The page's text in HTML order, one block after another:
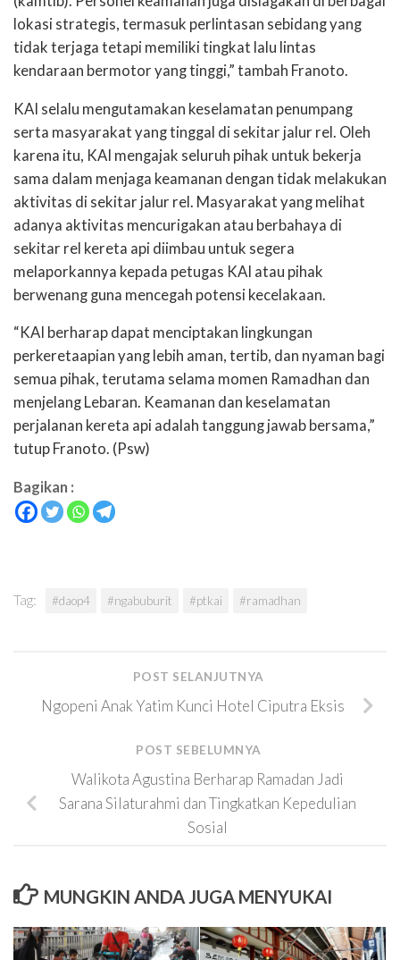
lokasi strategis, termasuk perlintasan sebidang yang
tidak terjaga tetapi memiliki tingkat lalu lintas
kendaraan bermotor yang tinggi,” tambah Franoto.
KAI selalu mengutamakan keselamatan penumpang
serta masyarakat yang tinggal di sekitar jalur rel. Oleh
karena itu, KAI mengajak seluruh pihak untuk bekerja
sama dalam menjaga keamanan dengan tidak melakukan
aktivitas di sekitar jalur rel. Masyarakat yang melihat
adanya aktivitas mencurigakan atau berbahaya di
sekitar rel kereta api diimbau untuk segera
melaporkannya kepada petugas KAI atau pihak
berwenang guna mencegah potensi kecelakaan.
“KAI berharap dapat menciptakan lingkungan
perkeretaapian yang lebih aman, tertib, dan nyaman bagi
semua pihak, terutama selama momen Ramadhan dan
menjelang Lebaran. Keamanan dan keselamatan
perjalanan kereta api adalah tanggung jawab bersama,”
tutup Franoto. (Psw)
Bagikan :
Tag: #daop4 #ngabuburit #ptkai #ramadhan
POST SELANJUTNYA
Ngopeni Anak Yatim Kunci Hotel Ciputra Eksis
POST SEBELUMNYA
Walikota Agustina Berharap Ramadan Jadi
Sarana Silaturahmi dan Tingkatkan Kepedulian
Sosial
MUNGKIN ANDA JUGA MENYUKAI